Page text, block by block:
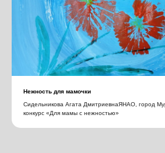
Нежность для мамочки
Сидельникова Агата ДмитриевнаЯНАО, город
конкурс «Для мамы с нежностью»